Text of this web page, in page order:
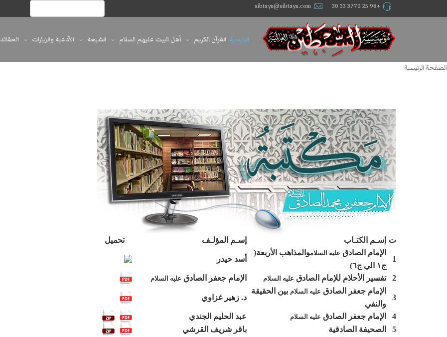
+98 25 3770 33 30
sibtayn@sibtayn.com
الرئيسية القرآن الكريم أهل البيت عليهم السلام الشيعة الأدعية والزيارات العقائد
الصفحة الرئيسية
ت إسـم الكتـاب إسـم المؤلـف تحميل
1
الإمام الصادق عليه السلاموالمذاهب الأربعة(
ج١ الي ج٦)
أسد حيدر
2 تفسير الأحلام للإمام الصادق عليه السلام الإمام جعفر الصادق عليه السلام
3
الإمام جعفر الصادق عليه السلام بين الحقيقة
والنفي
د. زهير غزاوي
4 الإمام جعفر الصادق عليه السلام
عبد الحليم الجندي
5
الصحيفة الصادقية باقر شريف القرشي